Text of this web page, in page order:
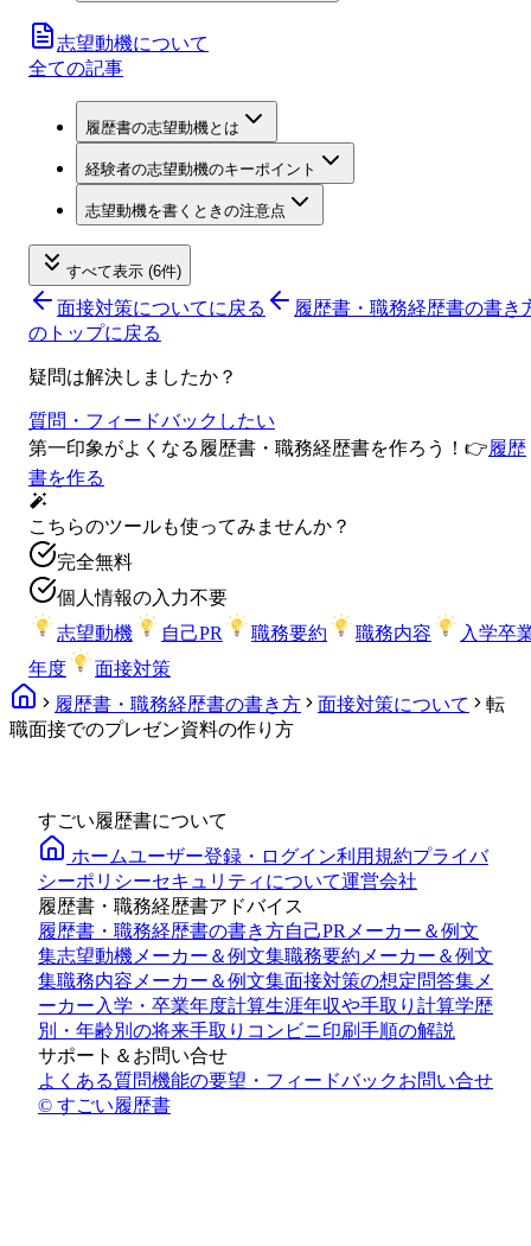
志望動機について
全ての記事
履歴書の志望動機とは
経験者の志望動機のキーポイント
志望動機を書くときの注意点
すべて表示 (6件)
面接対策についてに戻る
履歴書・職務経歴書の書き
のトップに戻る
疑問は解決しましたか？
質問・フィードバックしたい
第一印象がよくなる履歴書・職務経歴書を作ろう！ 👉履歴
書を作る
こちらのツールも使ってみませんか？
完全無料
個人情報の入力不要
志望動機
自己PR 職務要約 職務内容
入学卒
年度
面接対策
履歴書・職務経歴書の書き方
面接対策について
転
職面接でのプレゼン資料の作り方
すごい履歴書について
ホームユーザー登録・ログイン利用規約プライバ
シーポリシーセキュリティについて運営会社
履歴書・職務経歴書アドバイス
履歴書・職務経歴書の書き方自己PRメーカー＆例文
集志望動機メーカー＆例文集職務要約メーカー＆例文
集職務内容メーカー＆例文集面接対策の想定問答集メ
ーカー 入学・卒業年度計算生涯年収や手取り計算学歴
別・年齢別の将来手取り コンビニ印刷手順の解説
サポート＆お問い合せ
よくある質問機能の要望・フィードバックお問い合せ
© すごい履歴書